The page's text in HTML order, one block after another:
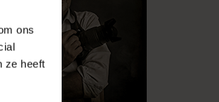
ons
ze heeft